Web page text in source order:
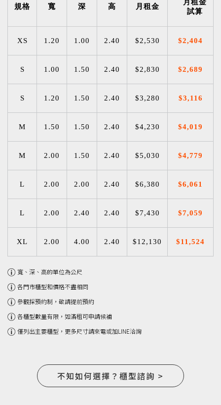
規格 寬 深 高 月租金
月租金
試算
XS 1.20 1.00 2.40 $2,530 $2,404
S 1.00 1.50 2.40 $2,830 $2,689
S 1.20 1.50 2.40 $3,280 $3,116
M 1.50 1.50 2.40 $4,230 $4,019
M 2.00 1.50 2.40 $5,030 $4,779
L 2.00 2.00 2.40 $6,380 $6,061
L 2.00 2.40 2.40 $7,430 $7,059
XL 2.00 4.00 2.40 $12,130 $11,524
寬、深、高的單位為公尺
各門市櫃型和價格不盡相同
參觀採預約制，敬請提前預約
各櫃型數量有限，如滿租可申請候補
僅列出主要櫃型，更多尺寸請來電或加LINE洽詢
不知如何選擇？櫃型諮詢 >
月租金
各門市櫃型和價格不盡相同
各櫃型數量有限，如滿租可申請候補
僅列出主要櫃型，更多尺寸請來電或加LINE洽詢
不知如何選擇？櫃型諮詢 >
月租金
各門市櫃型和價格不盡相同
各櫃型數量有限，如滿租可申請候補
僅列出主要櫃型，更多尺寸請來電或加LINE洽詢
不知如何選擇？櫃型諮詢 >